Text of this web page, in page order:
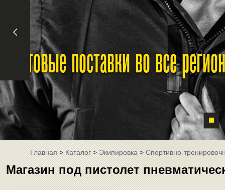
Оптовые поставки во все
Главная>Каталог>Экипировка>Спортивно-
Магазин под пистолет